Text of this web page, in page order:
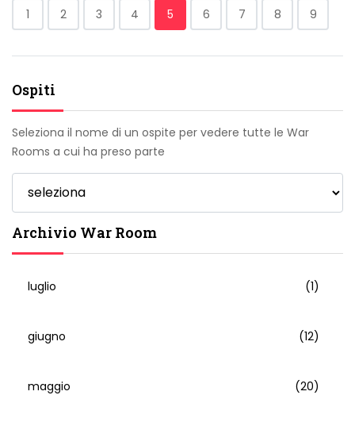
1 2 3 4 5 6 7 8 9
Ospiti
Seleziona il nome di un ospite per vedere tutte le War
Rooms a cui ha preso parte
Archivio War Room
luglio (1)
giugno (12)
maggio (20)